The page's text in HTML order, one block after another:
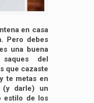
en casa
Pero debes
una buena
del
que cazaste
te metas en
(y darle) un
estilo de los